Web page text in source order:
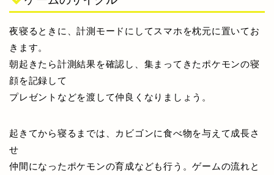
夜寝るときに、計測モードにしてスマホを枕元に置いてお
きます。
朝起きたら計測結果を確認し、集まってきたポケモンの寝
顔を記録して
プレゼントなどを渡して仲良くなりましょう。
起きてから寝るまでは、カビゴンに食べ物を与えて成長さ
せ
仲間になったポケモンの育成なども行う。ゲームの流れと